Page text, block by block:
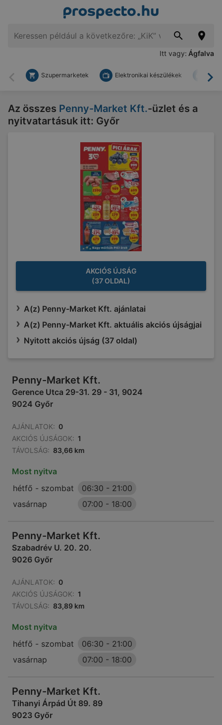
Itt vagy: Ágfalva
Vissza
Szupermarketek Elektronikai készülékek
Az összes Penny-Market Kft.-üzlet és a
nyitvatartásuk itt: Győr
AKCIÓS ÚJSÁG
(37 OLDAL)
A(z) Penny-Market Kft. ajánlatai
A(z) Penny-Market Kft. aktuális akciós újságjai
Nyitott akciós újság (37 oldal)
Penny-Market Kft.
Gerence Utca 29-31. 29 - 31, 9024
9024 Győr
AJÁNLATOK: 0
AKCIÓS ÚJSÁGOK: 1
TÁVOLSÁG: 83,66 km
Most nyitva
hétfő - szombat
06:30 - 21:00
vasárnap
07:00 - 18:00
Penny-Market Kft.
Szabadrév U. 20. 20.
9026 Győr
AJÁNLATOK: 0
AKCIÓS ÚJSÁGOK: 1
TÁVOLSÁG: 83,89 km
Most nyitva
hétfő - szombat
06:30 - 21:00
vasárnap
07:00 - 18:00
Penny-Market Kft.
Tihanyi Árpád Út 89. 89
9023 Győr